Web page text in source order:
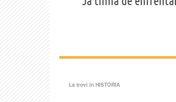
La trovi in HISTÓRIA